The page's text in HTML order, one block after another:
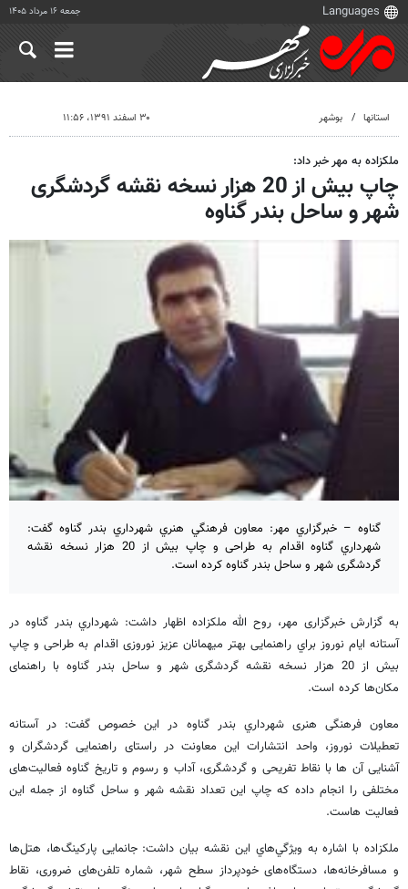
جمعه ۱۶ مرداد ۱۴۰۵
استانها بوشهر ۳۰ اسفند ۱۳۹۱، ۱۱:۵۶
ملكزاده به مهر خبر داد:
چاپ بیش از 20 هزار نسخه نقشه گردشگری
شهر و ساحل بندر گناوه
گناوه – خبرگزاري مهر: معاون فرهنگي هنري شهرداري بندر گناوه گفت:
شهرداري گناوه اقدام به طراحی و چاپ بیش از 20 هزار نسخه نقشه
گردشگری شهر و ساحل بندر گناوه كرده است.
به گزارش خبرگزاری مهر، روح الله ملكزاده اظهار داشت: شهرداري بندر گناوه در
آستانه ایام نوروز براي راهنمایی بهتر میهمانان عزیز نوروزی اقدام به طراحی و چاپ
بیش از 20 هزار نسخه نقشه گردشگری شهر و ساحل بندر گناوه با راهنمای
مکان‌ها كرده است.
معاون فرهنگی هنری شهرداري بندر گناوه در این خصوص گفت: در آستانه
تعطیلات نوروز، واحد انتشارات این معاونت در راستای راهنمایی گردشگران و
آشنایی آن ها با نقاط تفریحی و گردشگری، آداب و رسوم و تاریخ گناوه فعالیت‌های
مختلفی را انجام داده که چاپ این تعداد نقشه شهر و ساحل گناوه از جمله این
فعالیت هاست.
ملکزاده با اشاره به ويژگي‌هاي اين نقشه بيان داشت: جانمایی پارکینگ‌ها، هتل‌ها
و مسافرخانه‌ها، دستگاه‌های خودپرداز سطح شهر، شماره تلفن‌های ضروری، نقاط